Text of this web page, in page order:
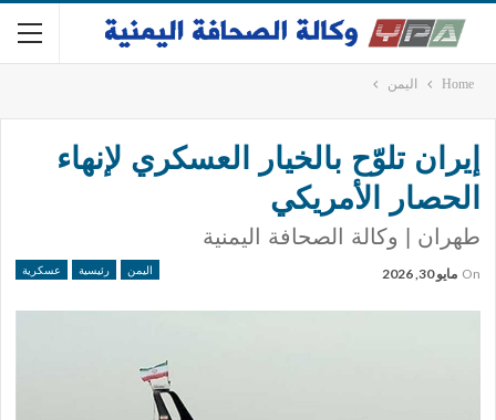
Home اليمن
إيران تلوّح بالخيار العسكري لإنهاء
الحصار الأمريكي
طهران | وكالة الصحافة اليمنية
اليمن رئيسية عسكرية On مايو 30, 2026